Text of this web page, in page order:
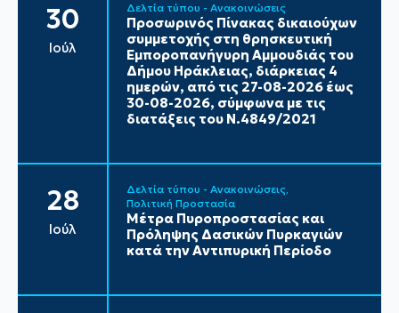
30
Ιούλ
Δελτία τύπου - Ανακοινώσεις
Προσωρινός Πίνακας δικαιούχων
συμμετοχής στη θρησκευτική
Εμποροπανήγυρη Αμμουδιάς του
Δήμου Ηράκλειας, διάρκειας 4
ημερών, από τις 27-08-2026 έως
30-08-2026, σύμφωνα με τις
διατάξεις του Ν.4849/2021
28
Ιούλ
Δελτία τύπου - Ανακοινώσεις
Πολιτική Προστασία
Μέτρα Πυροπροστασίας και
Πρόληψης Δασικών Πυρκαγιών
κατά την Αντιπυρική Περίοδο